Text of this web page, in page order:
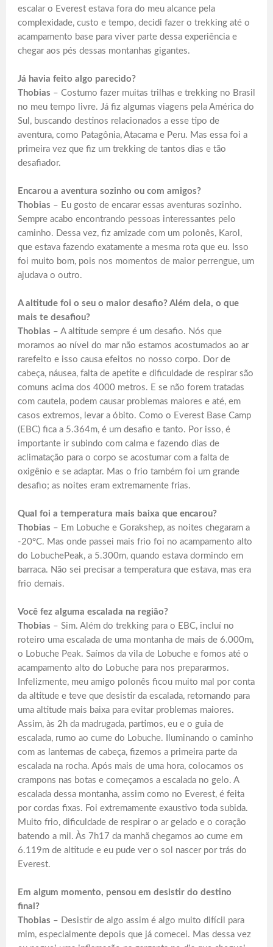
escalar o Everest estava fora do meu alcance pela
complexidade, custo e tempo, decidi fazer o trekking até o
acampamento base para viver parte dessa experiência e
chegar aos pés dessas montanhas gigantes.
Já havia feito algo parecido?
Thobias – Costumo fazer muitas trilhas e trekking no Brasil
no meu tempo livre. Já fiz algumas viagens pela América do
Sul, buscando destinos relacionados a esse tipo de
aventura, como Patagônia, Atacama e Peru. Mas essa foi a
primeira vez que fiz um trekking de tantos dias e tão
desafiador.
Encarou a aventura sozinho ou com amigos?
Thobias – Eu gosto de encarar essas aventuras sozinho.
Sempre acabo encontrando pessoas interessantes pelo
caminho. Dessa vez, fiz amizade com um polonês, Karol,
que estava fazendo exatamente a mesma rota que eu. Isso
foi muito bom, pois nos momentos de maior perrengue, um
ajudava o outro.
A altitude foi o seu o maior desafio? Além dela, o que
mais te desafiou?
Thobias – A altitude sempre é um desafio. Nós que
moramos ao nível do mar não estamos acostumados ao ar
rarefeito e isso causa efeitos no nosso corpo. Dor de
cabeça, náusea, falta de apetite e dificuldade de respirar são
comuns acima dos 4000 metros. E se não forem tratadas
com cautela, podem causar problemas maiores e até, em
casos extremos, levar a óbito. Como o Everest Base Camp
(EBC) fica a 5.364m, é um desafio e tanto. Por isso, é
importante ir subindo com calma e fazendo dias de
aclimatação para o corpo se acostumar com a falta de
oxigênio e se adaptar. Mas o frio também foi um grande
desafio; as noites eram extremamente frias.
Qual foi a temperatura mais baixa que encarou?
Thobias – Em Lobuche e Gorakshep, as noites chegaram a
-20°C. Mas onde passei mais frio foi no acampamento alto
do LobuchePeak, a 5.300m, quando estava dormindo em
barraca. Não sei precisar a temperatura que estava, mas era
frio demais.
Você fez alguma escalada na região?
Thobias – Sim. Além do trekking para o EBC, incluí no
roteiro uma escalada de uma montanha de mais de 6.000m,
o Lobuche Peak. Saímos da vila de Lobuche e fomos até o
acampamento alto do Lobuche para nos prepararmos.
Infelizmente, meu amigo polonês ficou muito mal por conta
da altitude e teve que desistir da escalada, retornando para
uma altitude mais baixa para evitar problemas maiores.
Assim, às 2h da madrugada, partimos, eu e o guia de
escalada, rumo ao cume do Lobuche. Iluminando o caminho
com as lanternas de cabeça, fizemos a primeira parte da
escalada na rocha. Após mais de uma hora, colocamos os
crampons nas botas e começamos a escalada no gelo. A
escalada dessa montanha, assim como no Everest, é feita
por cordas fixas. Foi extremamente exaustivo toda subida.
Muito frio, dificuldade de respirar o ar gelado e o coração
batendo a mil. Às 7h17 da manhã chegamos ao cume em
6.119m de altitude e eu pude ver o sol nascer por trás do
Everest.
Em algum momento, pensou em desistir do destino
final?
Thobias – Desistir de algo assim é algo muito difícil para
mim, especialmente depois que já comecei. Mas dessa vez